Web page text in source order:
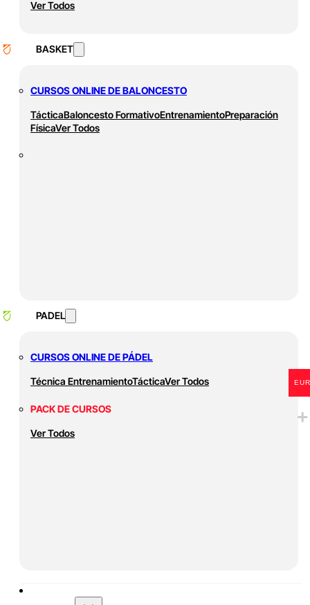
Ver Todos
BASKET
CURSOS ONLINE DE BALONCESTO
TácticaBaloncesto FormativoEntrenamientoPreparación
FísicaVer Todos
PADEL
CURSOS ONLINE DE PÁDEL
Técnica EntrenamientoTácticaVer Todos
PACK DE CURSOS
Ver Todos
EUR